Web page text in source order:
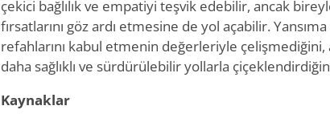
çekici bağlılık ve empatiyi teşvik edebilir, ancak
fırsatlarını göz ardı etmesine de yol açabilir.
refahlarını kabul etmenin değerleriyle çelişmediğini,
daha sağlıklı ve sürdürülebilir yollarla
Kaynaklar